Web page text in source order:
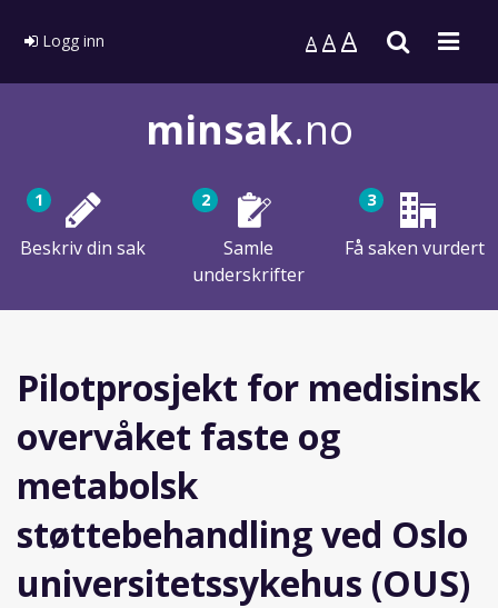
Logg inn A AA Søk
minsak.no
1
Beskriv din sak
2
Samle
underskrifter
3
Få saken vurdert
Pilotprosjekt for medisinsk
overvåket faste og
metabolsk
støttebehandling ved Oslo
universitetssykehus (OUS)